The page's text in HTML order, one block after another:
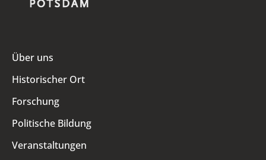
Über uns
Historischer Ort
Forschung
Politische Bildung
Veranstaltungen